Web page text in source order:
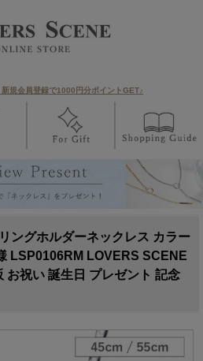
規会員登録で1000円分ポイントGET♪
ングホルダーネックレス カラー
LSP0106RM LOVERS SCENE
お祝い 誕生日 プレゼント 記念